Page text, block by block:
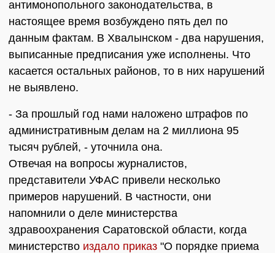
антимонопольного законодательства, в
настоящее время возбуждено пять дел по
данным фактам. В Хвалынском - два нарушения,
выписанные предписания уже исполнены. Что
касается остальных районов, то в них нарушений
не выявлено.
- За прошлый год нами наложено штрафов по
административным делам на 2 миллиона 95
тысяч рублей, - уточнила она.
Отвечая на вопросы журналистов,
представители УФАС привели несколько
примеров нарушений. В частности, они
напомнили о деле министерства
здравоохранения Саратовской области, когда
министерство издало приказ "О порядке приема